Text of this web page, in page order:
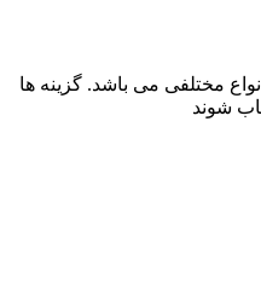
مختلفی می باشد. گزینه ها
شوند